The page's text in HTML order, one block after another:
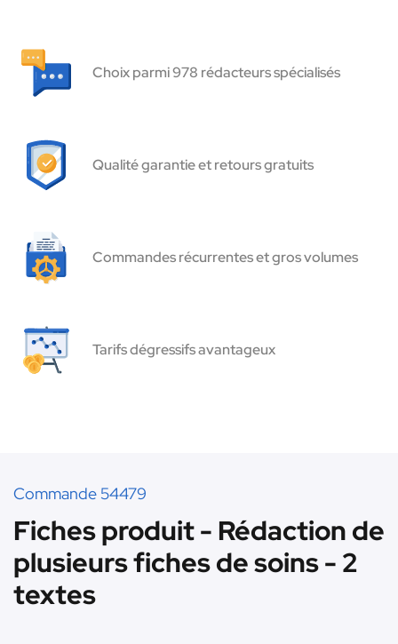
Choix parmi 978 rédacteurs spécialisés
Qualité garantie et retours gratuits
Commandes récurrentes et gros volumes
Tarifs dégressifs avantageux
Commande 54479
Fiches produit - Rédaction de
plusieurs fiches de soins - 2
textes